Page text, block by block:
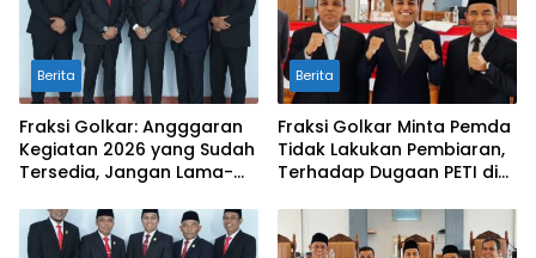
Berita
Fraksi Golkar: Angggaran
Kegiatan 2026 yang Sudah
Tersedia, Jangan Lama-
Daerah
Berita
Fraksi Golkar Minta Pemda
Tidak Lakukan Pembiaran,
Terhadap Dugaan PETI di